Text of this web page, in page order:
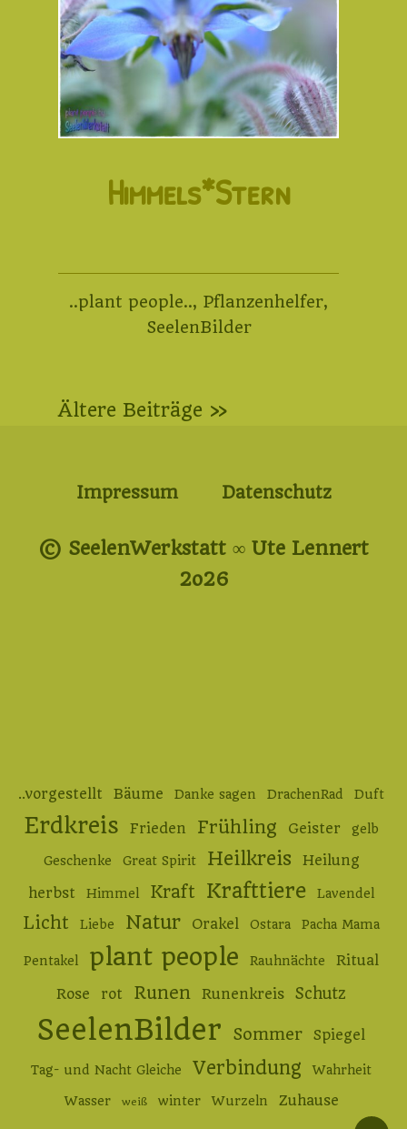
Himmels*Stern
..plant people.., Pflanzenhelfer,
SeelenBilder
Beitragsnavigation
Ältere Beiträge »
Impressum Datenschutz
© SeelenWerkstatt ∞ Ute Lennert
2o26
..vorgestellt Bäume Danke sagen DrachenRad Duft
Erdkreis Frieden Frühling Geister gelb
Geschenke Great Spirit Heilkreis
Heilung
herbst
Himmel Kraft Krafttiere Lavendel
Licht Liebe Natur Orakel Ostara Pacha Mama
Pentakel plant people Rauhnächte Ritual
Rose rot Runen Runenkreis Schutz
SeelenBilder Sommer Spiegel
Tag- und Nacht Gleiche Verbindung Wahrheit
Wasser weiß winter Wurzeln Zuhause